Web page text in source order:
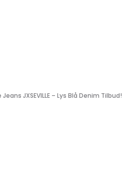
JXSEVILLE – Lys Blå Denim Tilbud!